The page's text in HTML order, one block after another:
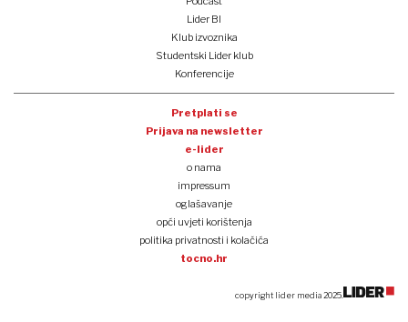
Lider BI
Klub izvoznika
Studentski Lider klub
Konferencije
Pretplati se
Prijava na newsletter
e-lider
o nama
impressum
oglašavanje
opći uvjeti korištenja
politika privatnosti i kolačića
tocno.hr
copyright lider media 2025.